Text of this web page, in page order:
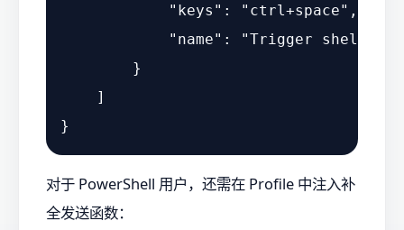
"keys" : "ctrl+space" ,
"name" :
"Trigger shell
}
]
}
对于 PowerShell 用户，还需在 Profile 中注入补
全发送函数：